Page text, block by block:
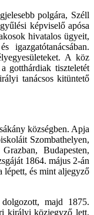
polgára, Széll
képviselő apósa
hivatalos ügyeit,
igazgatótanácsában.
A köz
gotthárdiak tiszteletét
tanácsos kitüntető
községben. Apja
Szombathelyen,
Budapesten,
1864. május 2-án
lépett, és mint aljegyző
majd 1875.
királyi közjegyző lett.